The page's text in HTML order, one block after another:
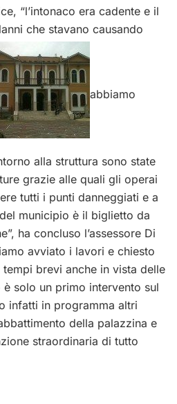
“l’intonaco era cadente e il
che stavano causando
abbiamo
alla struttura sono state
grazie alle quali gli operai
tutti i punti danneggiati e a
municipio è il biglietto da
ha concluso l’assessore Di
avviato i lavori e chiesto
brevi anche in vista delle
solo un primo intervento sul
infatti in programma altri
della palazzina e
straordinaria di tutto